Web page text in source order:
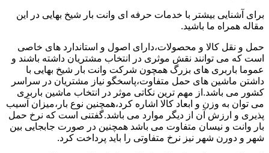
برای آشنایی بیشتر با خدمات حرفه ای وانت بار شیخ بهایی در این
مقاله همراه ما باشید.
حمل و نقل کالا و محصولات،دارای اصول و استاندارد های خاصی
است که می توانند نقش موثری در انتخاب مشتریان داشته باشند و
عموما باربری های بزرگ همچون شرکت وانت بار شیخ بهایی با
داشتن ماشین های حمل متفاوت،پاسخگو نیاز مشتریان در سراسر
کشور می باشد.از مهم ترین نکاتی موثر در انتخاب ماشین باربری
می توان به وزن و ابعاد کالا اشاره کرد،همچنین نوع بار،میزان آسیب
پذیری و ارزش آن از دیگر موارد می باشد.گفتنی است که نرخ حمل
بار وانت و نیسان متفاوت می باشد همچنین در صورت جابجایی بین
شهر و دورن شهر نیز نرخ متفاوتی را باید پرداخت کرد.